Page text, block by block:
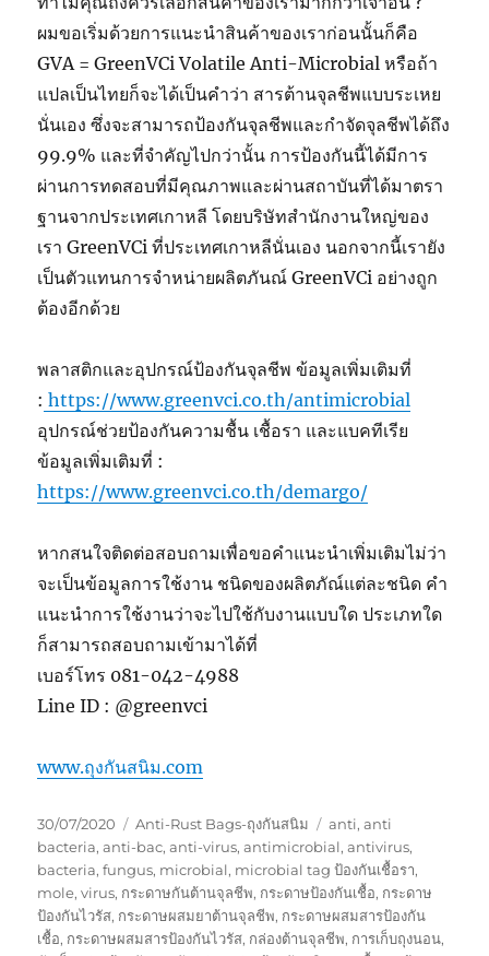
ผมขอเริ่มด้วยการแนะนำสินค้าของเราก่อนนั้นก็คือ
GVA = GreenVCi Volatile Anti-Microbial หรือถ้า
แปลเป็นไทยก็จะได้เป็นคำว่า สารต้านจุลชีพแบบระเหย
นั่นเอง ซึ่งจะสามารถป้องกันจุลชีพและกำจัดจุลชีพได้ถึง
99.9% และที่จำคัญไปกว่านั้น การป้องกันนี้ได้มีการ
ผ่านการทดสอบที่มีคุณภาพและผ่านสถาบันที่ได้มาตรา
ฐานจากประเทศเกาหลี โดยบริษัทสำนักงานใหญ่ของ
เรา GreenVCi ที่ประเทศเกาหลีนั่นเอง นอกจากนี้เรายัง
เป็นตัวแทนการจำหน่ายผลิตภันณ์ GreenVCi อย่างถูก
ต้องอีกด้วย
พลาสติกและอุปกรณ์ป้องกันจุลชีพ ข้อมูลเพิ่มเติมที่
: https://www.greenvci.co.th/antimicrobial
อุปกรณ์ช่วยป้องกันความชื้น เชื้อรา และแบคทีเรีย
ข้อมูลเพิ่มเติมที่ :
https://www.greenvci.co.th/demargo/
หากสนใจติดต่อสอบถามเพื่อขอคำแนะนำเพิ่มเติมไม่ว่า
จะเป็นข้อมูลการใช้งาน ชนิดของผลิตภัณ์แต่ละชนิด คำ
แนะนำการใช้งานว่าจะไปใช้กับงานแบบใด ประเภทใด
ก็สามารถสอบถามเข้ามาได้ที่
เบอร์โทร 081-042-4988
Line ID : @greenvci
www.ถุงกันสนิม.com
Posted
on
30/07/2020 Categories
Anti-Rust Bags-ถุงกันสนิม Tags
anti,anti
bacteria,anti-bac,anti-virus,antimicrobial,antivirus,
bacteria,fungus, microbial, microbial tag ป้องกันเชื้อรา,
mole,virus, กระดาษกันต้านจุลชีพ, กระดาษป้องกันเชื้อ, กระดาษ
ป้องกันไวรัส, กระดาษผสมยาต้านจุลชีพ, กระดาษผสมสารป้องกัน
เชื้อ, กระดาษผสมสารป้องกันไวรัส, กล่องต้านจุลชีพ, การเก็บถุงนอน,